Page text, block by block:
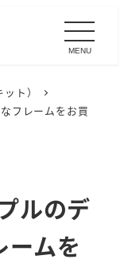
MENU
ト）
フレームをお買
ルのデ
ームを